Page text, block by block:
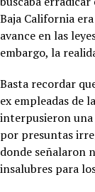
Baja California
avance en las
embargo, la
Basta recordar
ex empleadas de
interpusieron
por presuntas
donde señalaron
insalubres para